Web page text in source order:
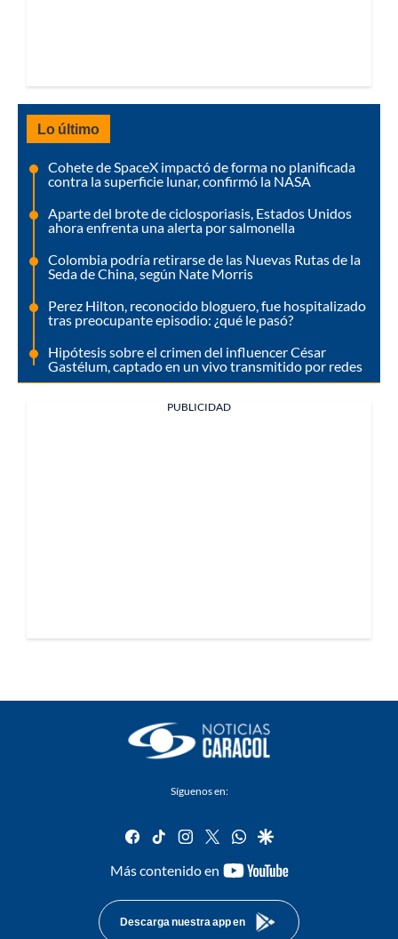
Lo último
Cohete de SpaceX impactó de forma no planificada
contra la superficie lunar, confirmó la NASA
Aparte del brote de ciclosporiasis, Estados Unidos
ahora enfrenta una alerta por salmonella
Colombia podría retirarse de las Nuevas Rutas de la
Seda de China, según Nate Morris
Perez Hilton, reconocido bloguero, fue hospitalizado
tras preocupante episodio: ¿qué le pasó?
Hipótesis sobre el crimen del influencer César
Gastélum, captado en un vivo transmitido por redes
PUBLICIDAD
Síguenos en:
facebook
tiktok instagram
twitterwhatsapp
google
Más contenido en
youtube-
Descarga nuestra app en